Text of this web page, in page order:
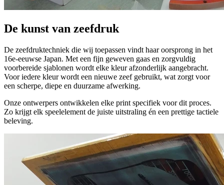
De kunst van zeefdruk
De zeefdruktechniek die wij toepassen vindt haar oorsprong in het
16e-eeuwse Japan. Met een fijn geweven gaas en zorgvuldig
voorbereide sjablonen wordt elke kleur afzonderlijk aangebracht.
Voor iedere kleur wordt een nieuwe zeef gebruikt, wat zorgt voor
een scherpe, diepe en duurzame afwerking.
Onze ontwerpers ontwikkelen elke print specifiek voor dit proces.
Zo krijgt elk speelelement de juiste uitstraling én een prettige tactiele
beleving.